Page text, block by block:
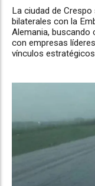
La ciudad de
bilaterales con la
Alemania, buscando
con empresas
vínculos